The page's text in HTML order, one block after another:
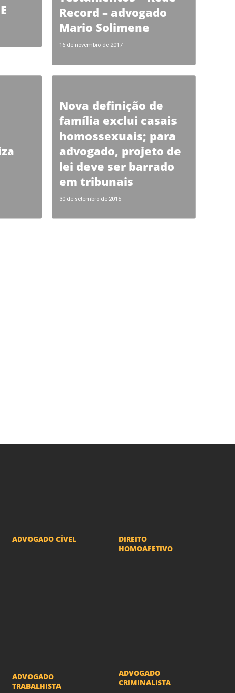
Record – advogado
Mario Solimene
16 de novembro de 2017
Nova definição de
família exclui casais
homossexuais; para
advogado, projeto de
lei deve ser barrado
em tribunais
30 de setembro de 2015
ADVOGADO CÍVEL
ADVOGADO
TRABALHISTA
DIREITO
HOMOAFETIVO
ADVOGADO
CRIMINALISTA